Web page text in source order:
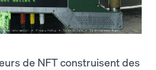
de NFT construisent des